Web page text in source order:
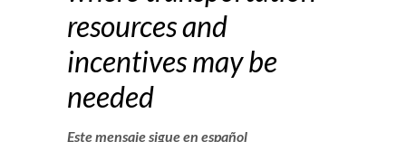
resources and
incentives may be
needed
Este mensaje sigue en español